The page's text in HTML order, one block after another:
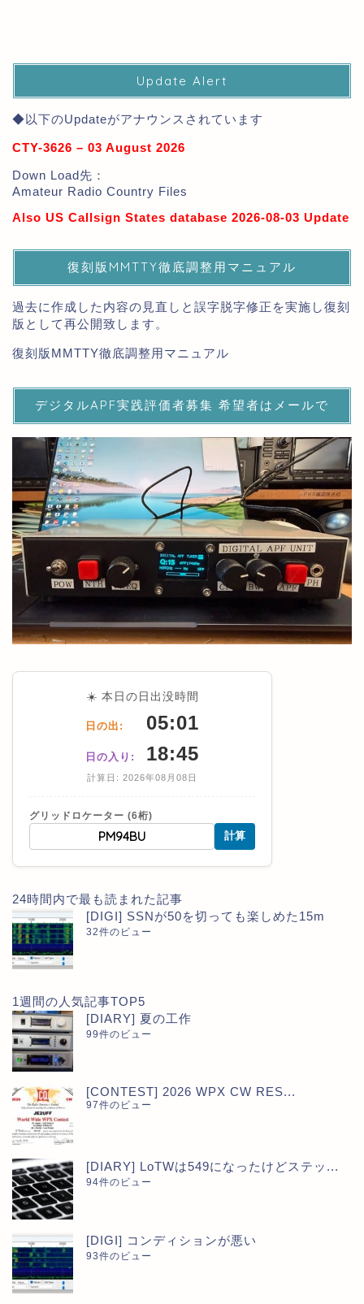
Update Alert
◆以下のUpdateがアナウンスされています
CTY-3626 – 03 August 2026
Down Load先：
Amateur Radio Country Files
Also US Callsign States database 2026-08-03 Update
復刻版MMTTY徹底調整用マニュアル
過去に作成した内容の見直しと誤字脱字修正を実施し復刻
版として再公開致します。
復刻版MMTTY徹底調整用マニュアル
デジタルAPF実践評価者募集 希望者はメールで
☀️ 本日の日出没時間
日の出: 05:01
日の入り: 18:45
計算日: 2026年08月08日
グリッドロケーター (6桁)
計算
24時間内で最も読まれた記事
[DIGI] SSNが50を切っても楽しめた15m
32件のビュー
1週間の人気記事TOP5
[DIARY] 夏の工作
99件のビュー
[CONTEST] 2026 WPX CW RES...
97件のビュー
[DIARY] LoTWは549になったけどステッ...
94件のビュー
[DIGI] コンディションが悪い
93件のビュー